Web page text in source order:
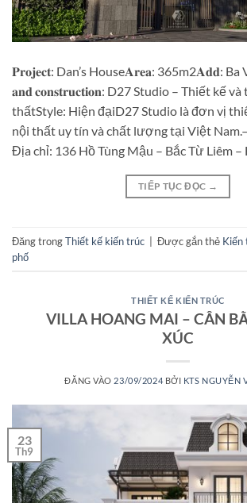
𝐏𝐫𝐨𝐣𝐞𝐜𝐭: Dan’s House𝐀𝐫𝐞𝐚: 365m2𝐀𝐝𝐝: Ba
𝐚𝐧𝐝 𝐜𝐨𝐧𝐬𝐭𝐫𝐮𝐜𝐭𝐢𝐨𝐧: D27 Studio – Thiết kế
thấtStyle: Hiện đạiD27 Studio là đơn vị
nội thất uy tín và chất lượng tại Việt
Địa chỉ: 136 Hồ Tùng Mậu – Bắc Từ Liêm –
TIẾP TỤC ĐỌC →
Đăng trongThiết kế kiến trúc Được gắn thẻ Kiến
phố
THIẾT KẾ KIẾN TRÚC
VILLA HOANG MAI – CÂN
XÚC
ĐĂNG VÀO 23/09/2024 BỞI KTS NGUYỄN
23
Th9